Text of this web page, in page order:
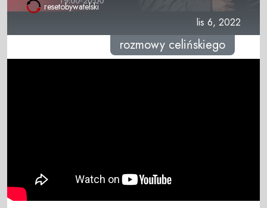
resetobywatelski
lis 6, 2022
rozmowy celińskiego